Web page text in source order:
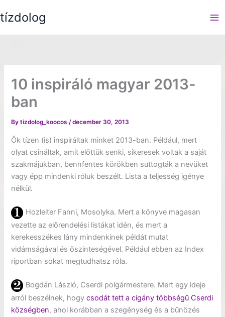
to
tízdolog
10 inspiráló magyar 2013-
ban
Bytizdolog_koocos/december 30, 2013
Ők tízen (is) inspiráltak minket 2013-ban. Például, mert
olyat csináltak, amit előttük senki, sikeresek voltak a saját
szakmájukban, bennfentes körökben suttogták a nevüket
vagy épp mindenki róluk beszélt. Lista a teljesség igénye
nélkül.
Hozleiter Fanni, Mosolyka. Mert a könyve magasan
vezette az előrendelési listákat idén, és mert a
kerekesszékes lány mindenkinek példát mutat
vidámságával és őszinteségével. Például ebben az Index
riportban sokat megtudhatsz róla.
Bogdán László, Cserdi polgármestere. Mert egy ideje
arról beszélnek, hogycsodát tett a cigány többségű Cserdi
községben, ahol korábban a szegénység és a bűnözés